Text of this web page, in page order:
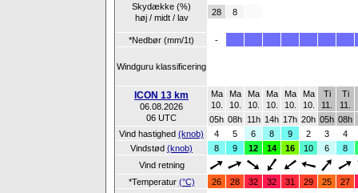
Skydække (%)
høj / midt / lav
28 8
*Nedbør (mm/1t) -
Windguru klassificering
ICON 13 km
06.08.2026
06 UTC
Ma
10.
Ma
10.
Ma
10.
Ma
10.
Ma
10.
Ma
10.
Ti
11.
Ti
11.
05h 08h 11h 14h 17h 20h 05h 08h
Vind hastighed (knob) 4 5 6 8 9 2 3
4
Vindstød (knob) 8 9 12 14 16 10 6
8
Vind retning
*Temperatur (°C) 26 28 32 32 31 29 25 27